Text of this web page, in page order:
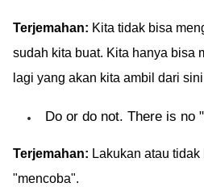
Terjemahan: Kita tidak bisa
sudah kita buat. Kita hanya bisa
lagi yang akan kita ambil dari
Do or do not. There is no
Terjemahan: Lakukan atau
"mencoba".